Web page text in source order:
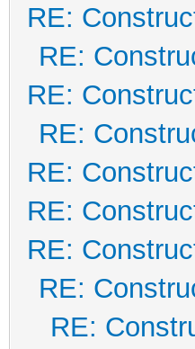
RE:
RE:
RE:
RE:
RE:
RE:
RE:
RE:
RE: